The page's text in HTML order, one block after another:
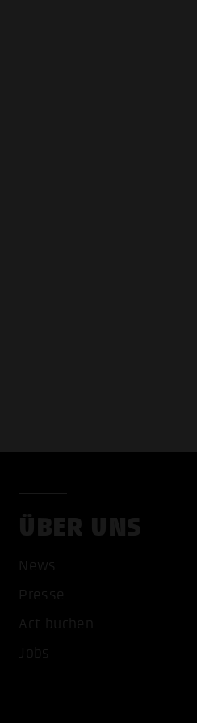
ALLE COOKIES
ÜBER UNS
News
Presse
Act buchen
Jobs